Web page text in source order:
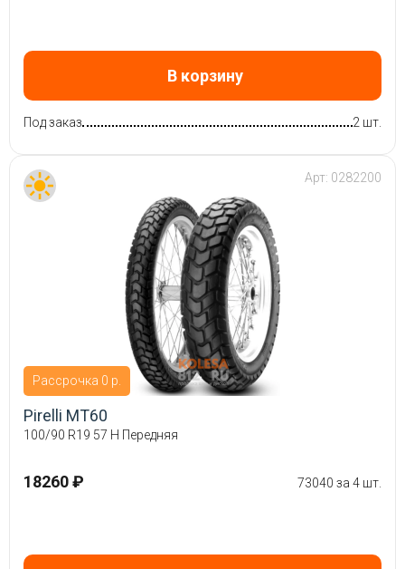
В корзину
Под заказ 2 шт.
Рассрочка 0 р.
Арт: 0282200
Pirelli MT60
100/90 R19 57 H Передняя
18260 ₽ 73040 за 4 шт.